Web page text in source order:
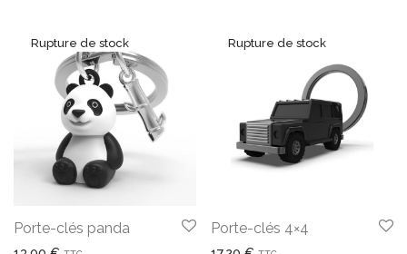
Porte-clés panda Porte-clés 4×4